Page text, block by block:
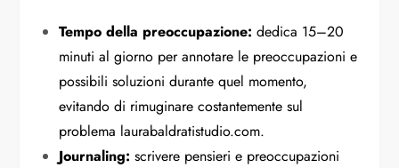
Tempo della preoccupazione: dedica 15–20
minuti al giorno per annotare le preoccupazioni e
possibili soluzioni durante quel momento,
evitando di rimuginare costantemente sul
problema laurabaldratistudio.com.
Journaling: scrivere pensieri e preoccupazioni